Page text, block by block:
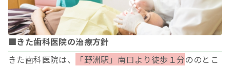
■きた歯科医院の治療方針
きた歯科医院は、
「野洲駅」南口より徒歩１分ののとこ